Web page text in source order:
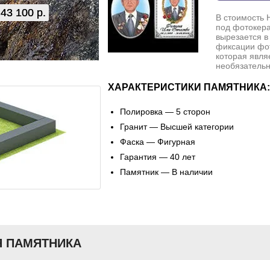
43 100 р.
В стоимость
под
вырезается
фиксации
которая
ХАРАКТЕРИСТИКИ ПАМЯТНИКА:
Полировка — 5 сторон
Гранит — Высшей категории
Фаска — Фигурная
Гарантия — 40 лет
Памятник — В наличии
ПАМЯТНИКА